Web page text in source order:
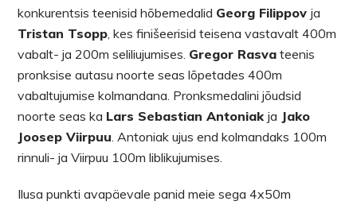
konkurentsis teenisid hõbemedalid Georg Filippovja
Tristan Tsopp , kes finišeerisid teisena vastavalt 400m
vabalt- ja 200m seliliujumises. Gregor Rasva teenis
pronksise autasu noorte seas lõpetades 400m
vabaltujumise kolmandana. Pronksmedalini jõudsid
noorte seas ka Lars Sebastian Antoniakja Jako
Joosep Viirpuu . Antoniak ujus end kolmandaks 100m
rinnuli- ja Viirpuu 100m liblikujumises.
Ilusa punkti avapäevale panid meie sega 4x50m